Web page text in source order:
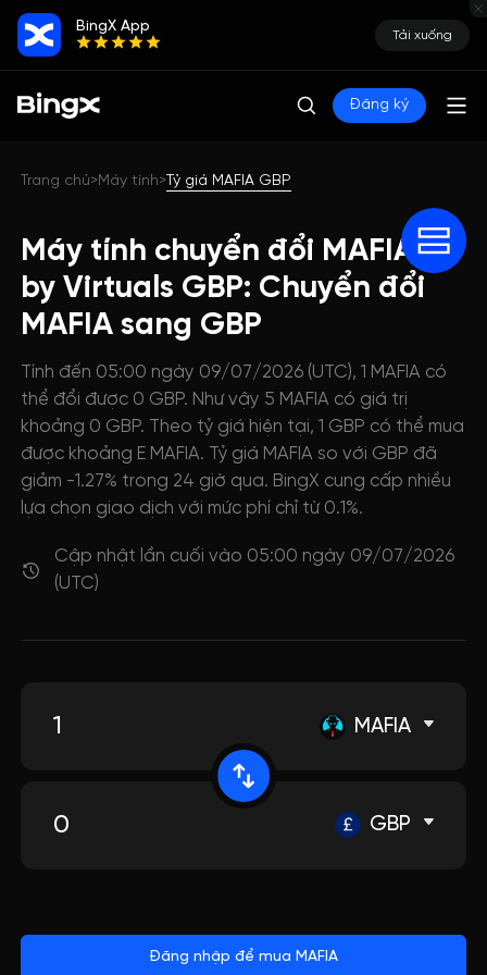
BingX App
Tải xuống
Đăng ký
Trang chủ>Máy tính>Tỷ giá MAFIA GBP
Máy tính chuyển đổi MAFIA AI
by Virtuals GBP: Chuyển đổi
MAFIA sang GBP
Tính đến 05:00 ngày 09/07/2026 (UTC), 1 MAFIA có
thể đổi được 0 GBP. Như vậy 5 MAFIA có giá trị
khoảng 0 GBP. Theo tỷ giá hiện tại, 1 GBP có thể mua
được khoảng E MAFIA. Tỷ giá MAFIA so với GBP đã
giảm -1.27% trong 24 giờ qua. BingX cung cấp nhiều
lựa chọn giao dịch với mức phí chỉ từ 0.1%.
Cập nhật lần cuối vào 05:00 ngày 09/07/2026
(UTC)
MAFIA
GBP
Đăng nhập để mua MAFIA